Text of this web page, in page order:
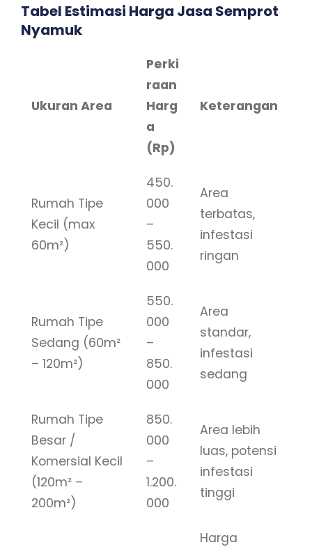
Tabel Estimasi Harga Jasa Semprot
Nyamuk
Ukuran Area
Perki
raan
Harg
a
(Rp)
Keterangan
Rumah Tipe
Kecil (max
60m²)
450.
000
–
550.
000
Area
terbatas,
infestasi
ringan
Rumah Tipe
Sedang (60m²
– 120m²)
550.
000
–
850.
000
Area
standar,
infestasi
sedang
Rumah Tipe
Besar /
Komersial Kecil
(120m² –
200m²)
850.
000
–
1.200.
000
Area lebih
luas, potensi
infestasi
tinggi
Harga